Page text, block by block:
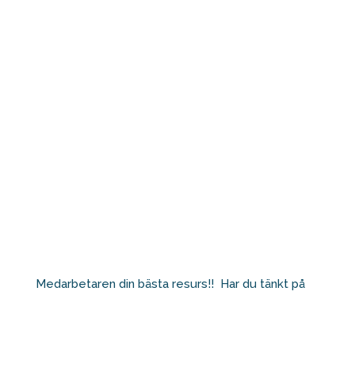
Medarbetaren din bästa resurs!!⁠ ⁠ Har du tänkt på